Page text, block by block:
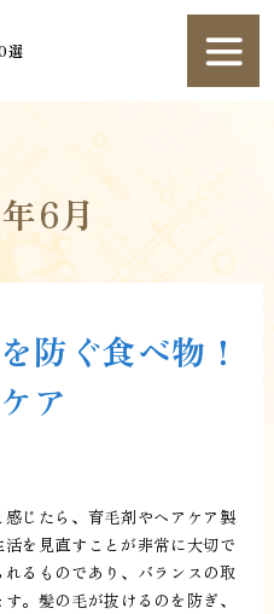
選
6月
防ぐ食べ物！
ア
じたら、育毛剤やヘアケア製
を見直すことが非常に大切で
るものであり、バランスの取
。髪の毛が抜けるのを防ぎ、